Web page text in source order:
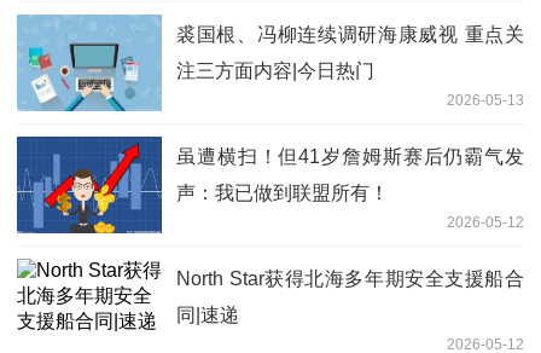
裘国根、冯柳连续调研海康威视 重点关
注三方面内容|今日热门
2026-05-13
虽遭横扫！但41岁詹姆斯赛后仍霸气发
声：我已做到联盟所有！
2026-05-12
North Star获得北海多年期安全支援船合
同|速递
2026-05-12